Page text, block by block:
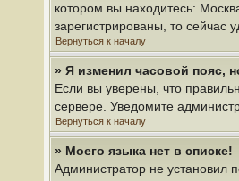
котором вы находитесь:
зарегистрированы, то сейчас
Вернуться к началу
» Я изменил часовой пояс,
Если вы уверены, что
сервере. Уведомите
Вернуться к началу
» Моего языка нет в списке!
Администратор не установил